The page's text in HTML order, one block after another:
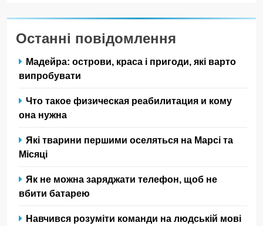
Останні повідомлення
Мадейра: острови, краса і пригоди, які варто
випробувати
Что такое физическая реабилитация и кому
она нужна
Які тварини першими оселяться на Марсі та
Місяці
Як не можна заряджати телефон, щоб не
вбити батарею
Навчився розуміти команди на людській мові